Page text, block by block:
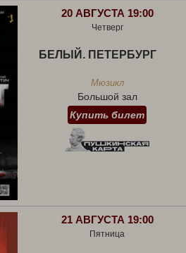
20 АВГУСТА 19:00
Четверг
БЕЛЫЙ. ПЕТЕРБУРГ
Мюзикл
Большой зал
Купить билет
21 АВГУСТА 19:00
Пятница